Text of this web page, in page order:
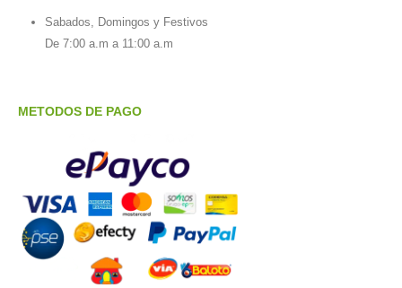
Sabados, Domingos y Festivos
De 7:00 a.m a 11:00 a.m
METODOS DE PAGO